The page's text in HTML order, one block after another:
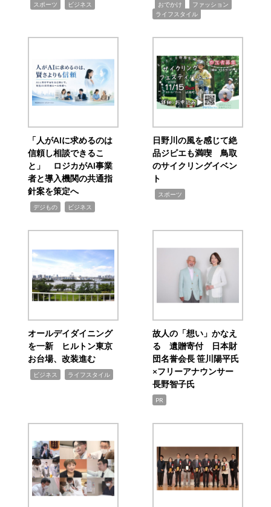
スポーツ ビジネス おでかけ ファッション
ライフスタイル
「人がAIに求めるのは
信頼し相談できるこ
と」 ロジカがAI事業
者と導入機関の共通指
針案を策定へ
デジもの ビジネス
日野川の風を感じて絶
品ジビエも満喫 鳥取
のサイクリングイベン
ト
スポーツ
オールデイダイニング
を一新 ヒルトン東京
お台場、改装進む
ビジネス ライフスタイル
故人の「想い」かなえ
る 遺贈寄付 日本財
団名誉会長 笹川陽平氏
×フリーアナウンサー
長野智子氏
PR